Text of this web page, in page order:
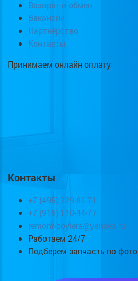
Возврат и обмен
Вакансии
Партнёрство
Контакты
Принимаем онлайн оплату
Контакты
+7 (495) 229-81-71
+7 (915) 110-44-77
remont-boylera@yandex.ru
Работаем 24/7
Подберем запчасть по фото